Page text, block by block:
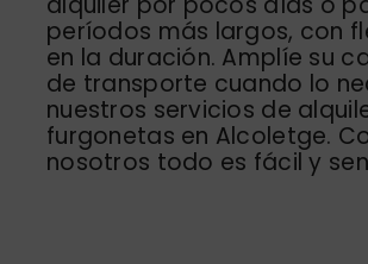
períodos más largos, con
en la duración. Amplíe su
de transporte cuando lo
nuestros servicios de
furgonetas en Alcoletge.
nosotros todo es fácil y